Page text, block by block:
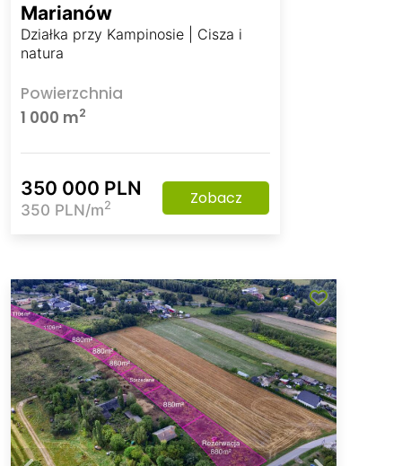
Marianów
Działka przy Kampinosie | Cisza i
natura
Powierzchnia
1 000 m2
350 000 PLN
350 PLN/m2 Zobacz